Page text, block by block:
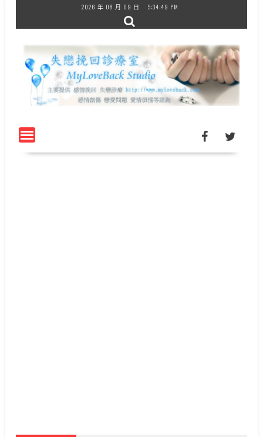
content
2026 年 08 月 09 日 5:34:50 PM